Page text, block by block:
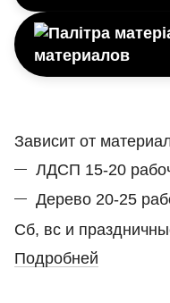
материалов
Зависит от
ЛДСП 15-20
Дерево 20-25
Сб, вс и
Подробней